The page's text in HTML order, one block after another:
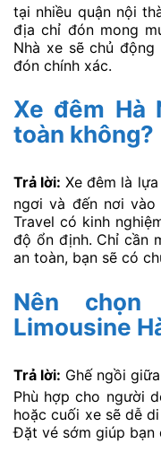
tại nhiều quận nội
địa chỉ đón mong
Nhà xe sẽ chủ
đón chính xác.
Xe đêm Hà
toàn không?
Trả lời: Xe đêm là
ngơi và đến nơi
Travel có kinh
độ ổn định. Chỉ cần
an toàn, bạn sẽ có
Nên
Limousine
Trả lời: Ghế ngồi
Phù hợp cho người
hoặc cuối xe sẽ dễ
Đặt vé sớm giúp bạn